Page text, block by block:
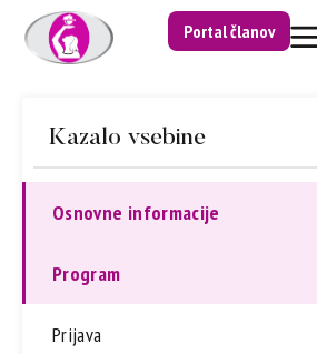
Portal članov
Kazalo vsebine
Osnovne informacije
Program
Prijava